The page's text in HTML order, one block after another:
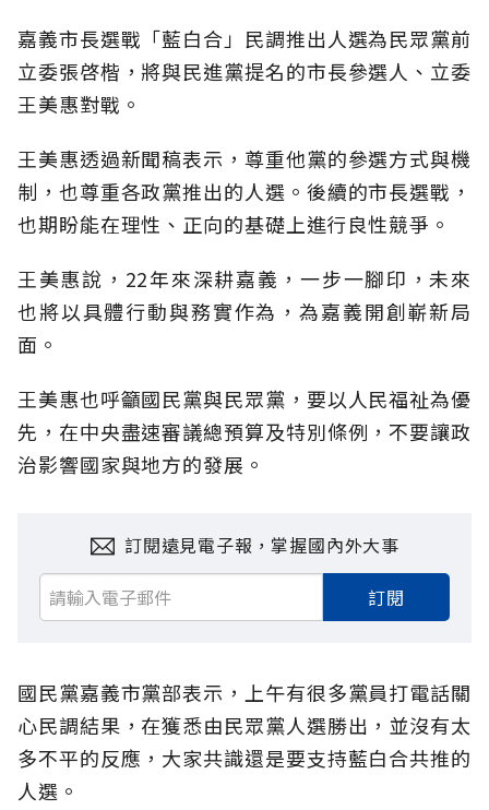
嘉義市長選戰「藍白合」民調推出人選為民眾黨前
立委張啓楷，將與民進黨提名的市長參選人、立委
王美惠對戰。
王美惠透過新聞稿表示，尊重他黨的參選方式與機
制，也尊重各政黨推出的人選。後續的市長選戰，
也期盼能在理性、正向的基礎上進行良性競爭。
王美惠說，22年來深耕嘉義，一步一腳印，未來
也將以具體行動與務實作為，為嘉義開創嶄新局
面。
王美惠也呼籲國民黨與民眾黨，要以人民福祉為優
先，在中央盡速審議總預算及特別條例，不要讓政
治影響國家與地方的發展。
訂閱遠見電子報，掌握國內外大事
訂閱
國民黨嘉義市黨部表示，上午有很多黨員打電話關
心民調結果，在獲悉由民眾黨人選勝出，並沒有太
多不平的反應，大家共識還是要支持藍白合共推的
人選。